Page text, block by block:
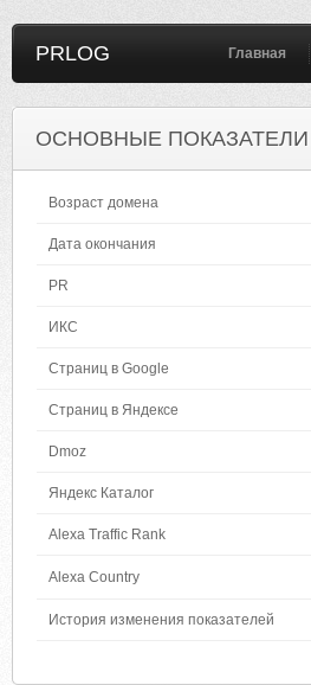
PRLOG Главная
ОСНОВНЫЕ
Возраст домена
Дата окончания
PR
ИКС
Страниц в Google
Страниц в Яндексе
Dmoz
Яндекс Каталог
Alexa Traffic Rank
Alexa Country
История изменения показателей